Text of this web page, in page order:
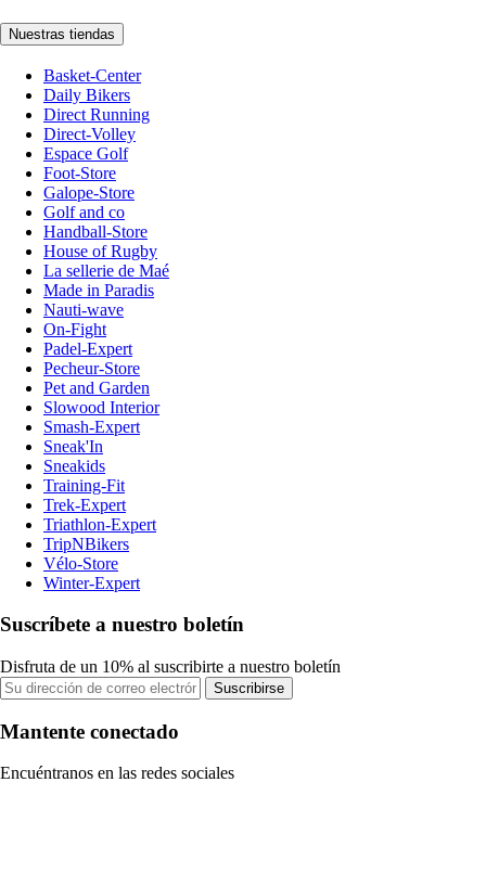
Nuestras tiendas
Basket-Center
Daily Bikers
Direct Running
Direct-Volley
Espace Golf
Foot-Store
Galope-Store
Golf and co
Handball-Store
House of Rugby
La sellerie de Maé
Made in Paradis
Nauti-wave
On-Fight
Padel-Expert
Pecheur-Store
Pet and Garden
Slowood Interior
Smash-Expert
Sneak'In
Sneakids
Training-Fit
Trek-Expert
Triathlon-Expert
TripNBikers
Vélo-Store
Winter-Expert
Suscríbete a nuestro boletín
Disfruta de un 10% al suscribirte a nuestro boletín
Suscribirse
Mantente conectado
Encuéntranos en las redes sociales